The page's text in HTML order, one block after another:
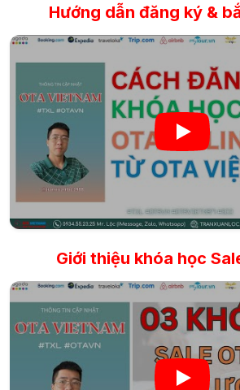
Hướng dẫn đăng ký &
Giới thiệu khóa học